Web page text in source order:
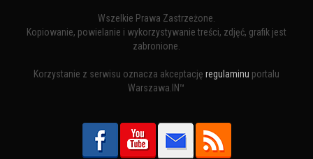
Wszelkie Prawa Zastrzeżone.
Kopiowanie, powielanie i wykorzystywanie treści, zdjęć, grafik jest
zabronione.
Korzystanie z serwisu oznacza akceptację regulaminu portalu
Warszawa.IN™